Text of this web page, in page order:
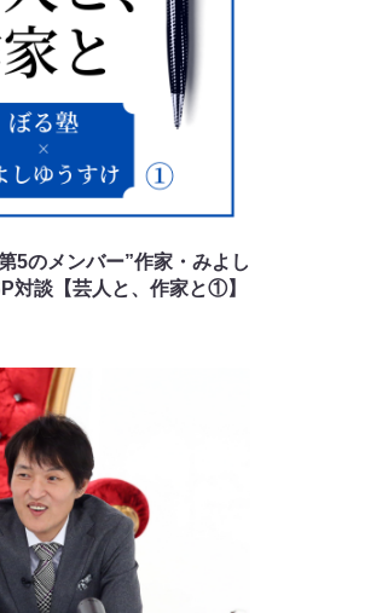
5のメンバー”作家・みよし
対談【芸人と、作家と①】